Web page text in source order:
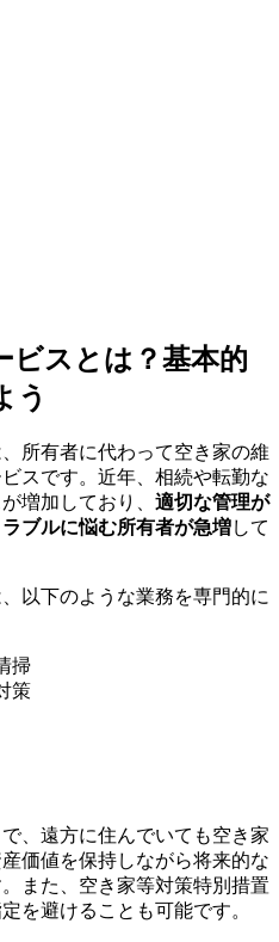
ビスとは？基本的
う
所有者に代わって空き家の維
スです。近年、相続や転勤な
増加しており、 適切な管理が
ブルに悩む所有者が急増して
以下のような業務を専門的に
掃
策
、遠方に住んでいても空き家
価値を保持しながら将来的な
また、空き家等対策特別措置
を避けることも可能です。